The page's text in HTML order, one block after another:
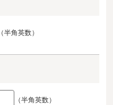
（半角英数）
（半角英数）